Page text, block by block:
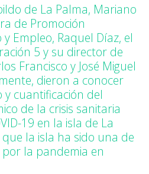
de La Palma, Mariano
de Promoción
Empleo, Raquel Díaz, el
5 y su director de
Francisco y José Miguel
dieron a conocer
cuantificación del
de la crisis sanitaria
19 en la isla de La
la isla ha sido una de
la pandemia en